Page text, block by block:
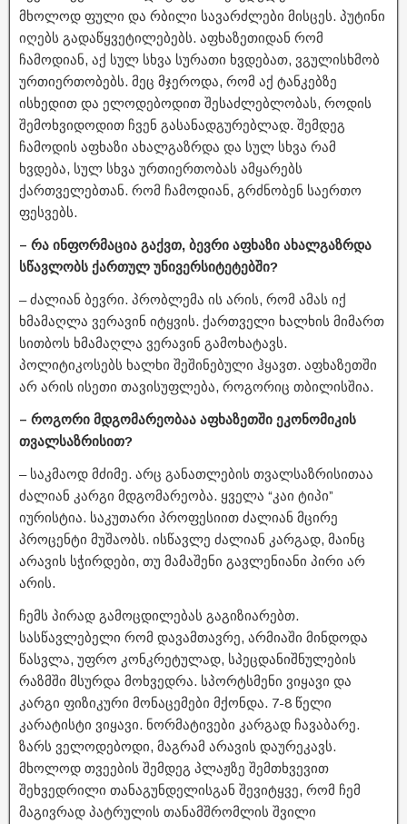
მხოლოდ ფული და რბილი სავარძლები მისცეს. პუტინი
იღებს გადაწყვეტილებებს. აფხაზეთიდან რომ
ჩამოდიან, აქ სულ სხვა სურათი ხვდებათ, ვგულისხმობ
ურთიერთობებს. მეც მჯეროდა, რომ აქ ტანკებზე
ისხედით და ელოდებოდით შესაძლებლობას, როდის
შემოხვიდოდით ჩვენ გასანადგურებლად. შემდეგ
ჩამოდის აფხაზი ახალგაზრდა და სულ სხვა რამ
ხვდება, სულ სხვა ურთიერთობას ამყარებს
ქართველებთან. რომ ჩამოდიან, გრძნობენ საერთო
ფესვებს.
– რა ინფორმაცია გაქვთ, ბევრი აფხაზი ახალგაზრდა
სწავლობს ქართულ უნივერსიტეტებში?
– ძალიან ბევრი. პრობლემა ის არის, რომ ამას იქ
ხმამაღლა ვერავინ იტყვის. ქართველი ხალხის მიმართ
სითბოს ხმამაღლა ვერავინ გამოხატავს.
პოლიტიკოსებს ხალხი შეშინებული ჰყავთ. აფხაზეთში
არ არის ისეთი თავისუფლება, როგორიც თბილისშია.
– როგორი მდგომარეობაა აფხაზეთში ეკონომიკის
თვალსაზრისით?
– საკმაოდ მძიმე. არც განათლების თვალსაზრისითაა
ძალიან კარგი მდგომარეობა. ყველა “კაი ტიპი”
იურისტია. საკუთარი პროფესიით ძალიან მცირე
პროცენტი მუშაობს. ისწავლე ძალიან კარგად, მაინც
არავის სჭირდები, თუ მამაშენი გავლენიანი პირი არ
არის.
ჩემს პირად გამოცდილებას გაგიზიარებთ.
სასწავლებელი რომ დავამთავრე, არმიაში მინდოდა
წასვლა, უფრო კონკრეტულად, სპეცდანიშნულების
რაზმში მსურდა მოხვედრა. სპორტსმენი ვიყავი და
კარგი ფიზიკური მონაცემები მქონდა. 7-8 წელი
კარატისტი ვიყავი. ნორმატივები კარგად ჩავაბარე.
ზარს ველოდებოდი, მაგრამ არავის დაურეკავს.
მხოლოდ თვეების შემდეგ პლაჟზე შემთხვევით
შეხვედრილი თანაგუნდელისგან შევიტყვე, რომ ჩემ
მაგივრად პატრულის თანამშრომლის შვილი